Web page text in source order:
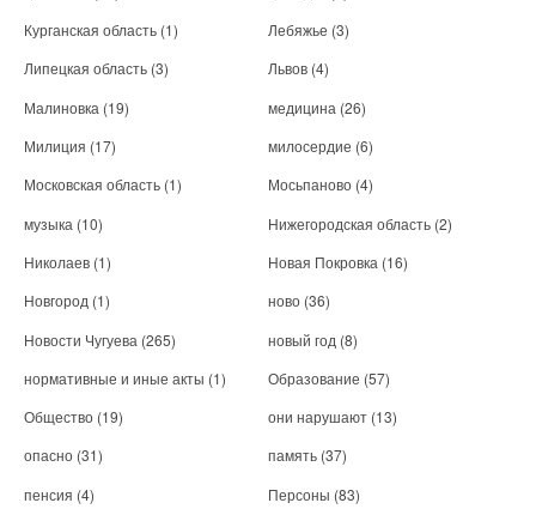
Курганская область (1) Лебяжье (3)
Липецкая область (3) Львов (4)
Малиновка (19) медицина (26)
Милиция (17) милосердие (6)
Московская область (1) Мосьпаново (4)
музыка (10) Нижегородская область (2)
Николаев (1) Новая Покровка (16)
Новгород (1) ново (36)
Новости Чугуева (265) новый год (8)
нормативные и иные акты (1) Образование (57)
Общество (19) они нарушают (13)
опасно (31) память (37)
пенсия (4) Персоны (83)